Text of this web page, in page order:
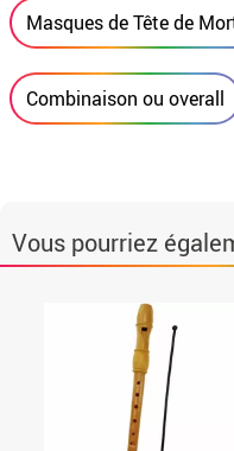
Masques de Tête de
Combinaison ou overall
Vous pourriez